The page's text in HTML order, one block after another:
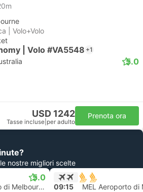
| Volo+Volo
| Volo #VA5548 +1
5.0
USD 1242
Tasse incluse per adulto
Prenota ora
nostre migliori scelte
5.0
MEL Aeroporto di Melbourne 09:15